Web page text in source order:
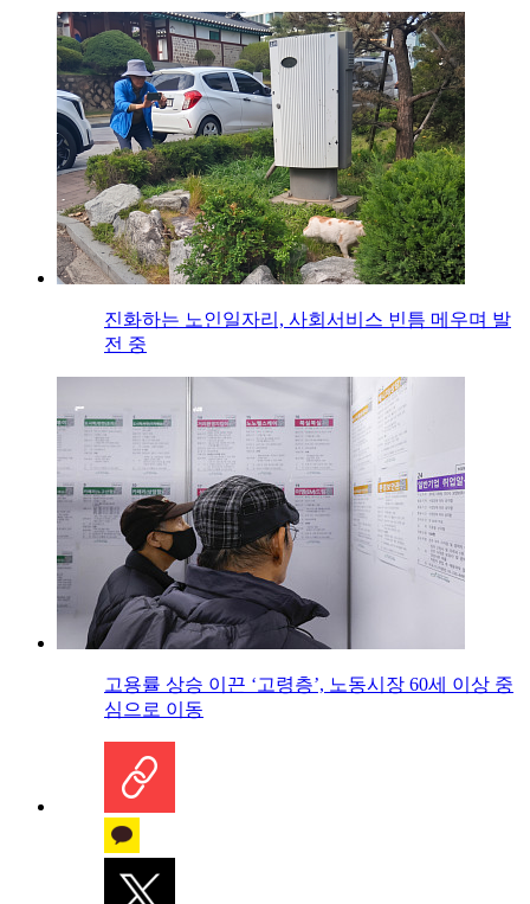
진화하는 노인일자리, 사회서비스 빈틈 메우며 발
전 중
고용률 상승 이끈 ‘고령층’, 노동시장 60세 이상 중
심으로 이동